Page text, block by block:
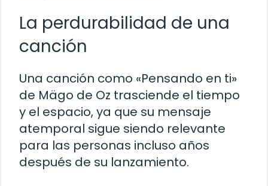
La perdurabilidad de una
canción
Una canción como «Pensando en ti»
de Mägo de Oz trasciende el tiempo
y el espacio, ya que su mensaje
atemporal sigue siendo relevante
para las personas incluso años
después de su lanzamiento.